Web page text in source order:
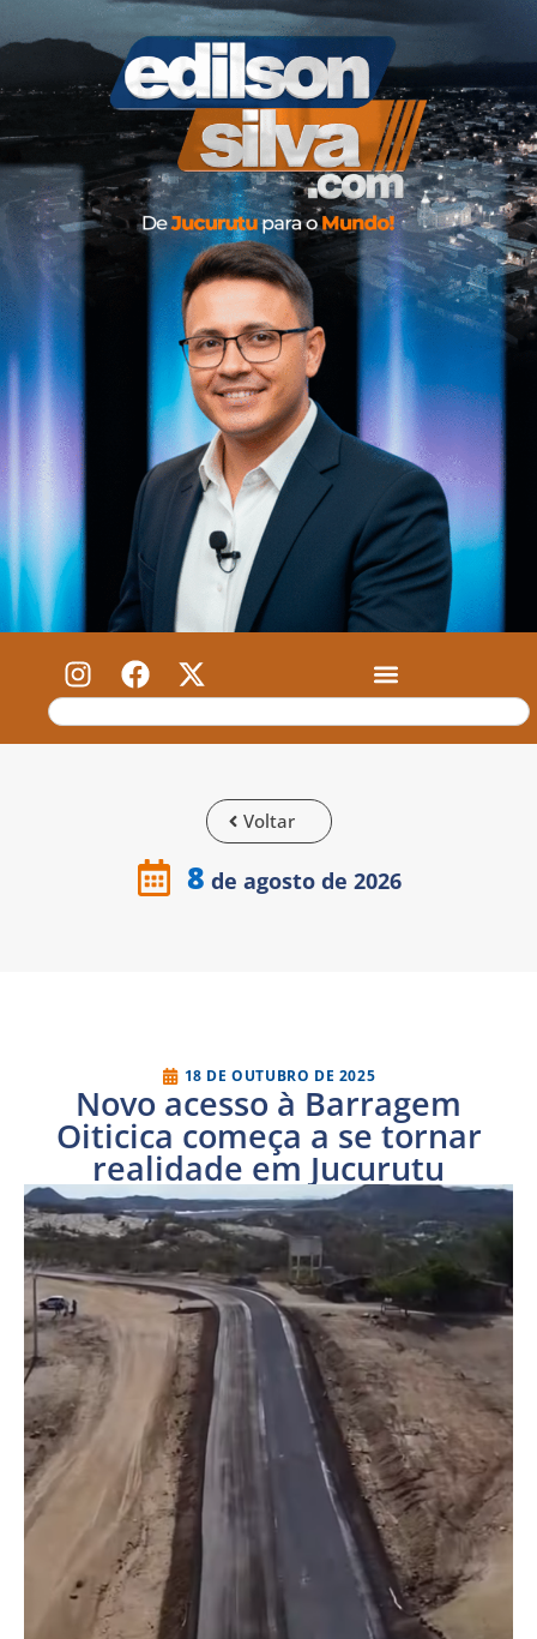
Voltar
8 de agosto de 2026
18 DE OUTUBRO DE 2025
Novo acesso à Barragem
Oiticica começa a se tornar
realidade em Jucurutu